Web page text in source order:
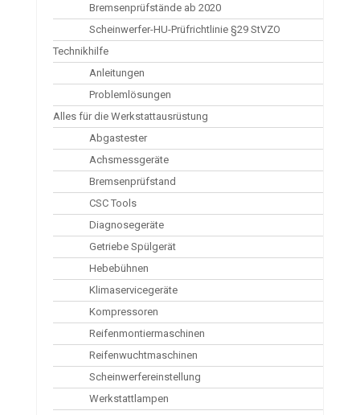
Bremsenprüfstände ab 2020
Scheinwerfer-HU-Prüfrichtlinie §29 StVZO
Technikhilfe
Anleitungen
Problemlösungen
Alles für die Werkstattausrüstung
Abgastester
Achsmessgeräte
Bremsenprüfstand
CSC Tools
Diagnosegeräte
Getriebe Spülgerät
Hebebühnen
Klimaservicegeräte
Kompressoren
Reifenmontiermaschinen
Reifenwuchtmaschinen
Scheinwerfereinstellung
Werkstattlampen